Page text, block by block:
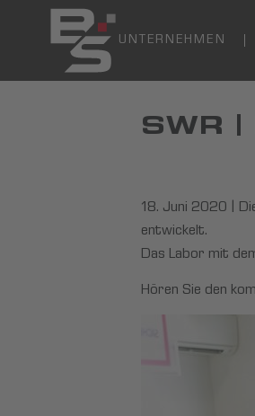
UNTERNEHMEN
SWR |
18. Juni 2020 |
entwickelt.
Das Labor mit
Hören Sie den